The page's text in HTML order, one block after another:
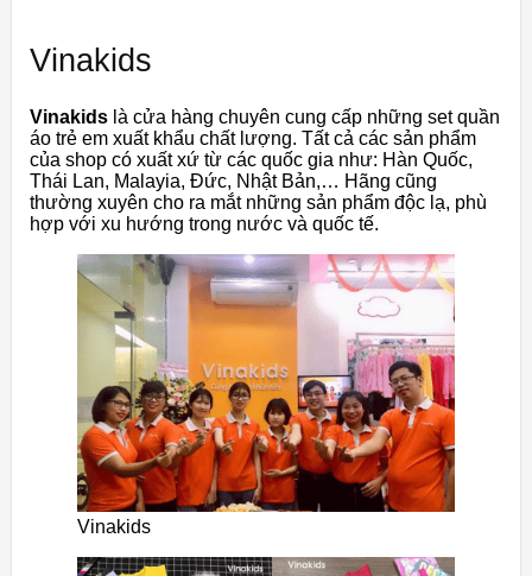
Vinakids
Vinakids là cửa hàng chuyên cung cấp những set quần
áo trẻ em xuất khẩu chất lượng. Tất cả các sản phẩm
của shop có xuất xứ từ các quốc gia như: Hàn Quốc,
Thái Lan, Malayia, Đức, Nhật Bản,… Hãng cũng
thường xuyên cho ra mắt những sản phẩm độc lạ, phù
hợp với xu hướng trong nước và quốc tế.
Vinakids